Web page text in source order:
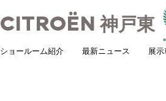
CITROËN神戸東
ショールーム紹介 最新ニュース 展